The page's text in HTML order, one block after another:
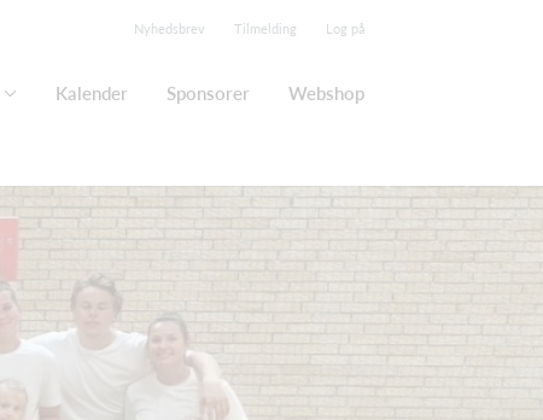
Nyhedsbrev Tilmelding Log på
Kalender Sponsorer Webshop